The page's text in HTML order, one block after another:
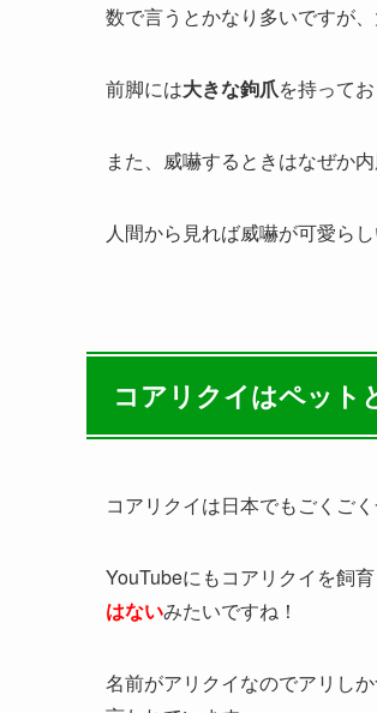
数で言うとかなり多いですが
前脚には大きな鉤爪を持って
また、威嚇するときはなぜか
人間から見れば威嚇が可愛ら
コアリクイはペット
コアリクイは日本でもごくご
YouTubeにもコアリクイを飼
はないみたいですね！
名前がアリクイなのでアリし